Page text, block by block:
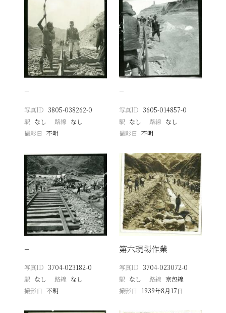
−
写真ID 3805-038262-0
駅 なし 路線 なし
撮影日
不明
−
写真ID 3605-014857-0
駅 なし 路線 なし
撮影日 不明
−
写真ID 3704-023182-0
駅 なし 路線 なし
撮影日
不明
第六現場作業
写真ID 3704-023072-0
駅 なし 路線 京包線
撮影日
1939年8月17日